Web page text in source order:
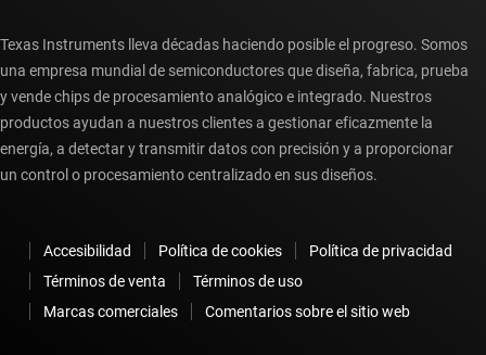
Texas Instruments lleva décadas haciendo posible el progreso. Somos
una empresa mundial de semiconductores que diseña, fabrica, prueba
y vende chips de procesamiento analógico e integrado. Nuestros
productos ayudan a nuestros clientes a gestionar eficazmente la
energía, a detectar y transmitir datos con precisión y a proporcionar
un control o procesamiento centralizado en sus diseños.
Accesibilidad Política de cookies
Política de privacidad
Términos de venta
Términos de uso
Marcas comerciales
Comentarios sobre el sitio web